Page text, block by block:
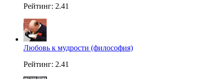
Рейтинг: 2.41
Любовь к мудрости (философия)
Рейтинг: 2.41